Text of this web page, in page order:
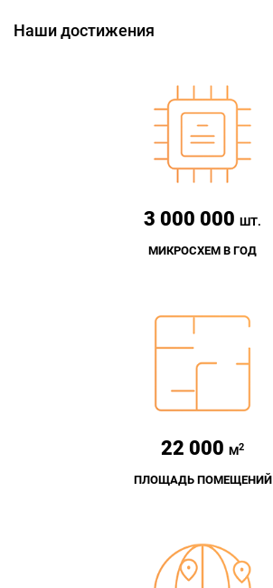
Наши достижения
3 000 000 ШТ.
МИКРОСХЕМ В ГОД
22 000 М2
ПЛОЩАДЬ ПОМЕЩЕНИЙ